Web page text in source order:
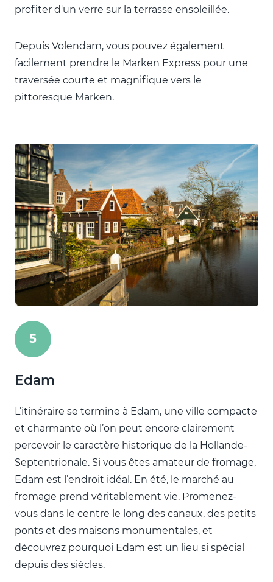
profiter d'un verre sur la terrasse ensoleillée.
Depuis Volendam, vous pouvez également
facilement prendre le Marken Express pour une
traversée courte et magnifique vers le
pittoresque Marken.
5
Edam
L’itinéraire se termine à Edam, une ville compacte
et charmante où l’on peut encore clairement
percevoir le caractère historique de la Hollande-
Septentrionale. Si vous êtes amateur de fromage,
Edam est l’endroit idéal. En été, le marché au
fromage prend véritablement vie. Promenez-
vous dans le centre le long des canaux, des petits
ponts et des maisons monumentales, et
découvrez pourquoi Edam est un lieu si spécial
depuis des siècles.